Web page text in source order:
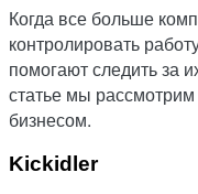
Когда все больше
контролировать
помогают следить за
статье мы
бизнесом.
Kickidler